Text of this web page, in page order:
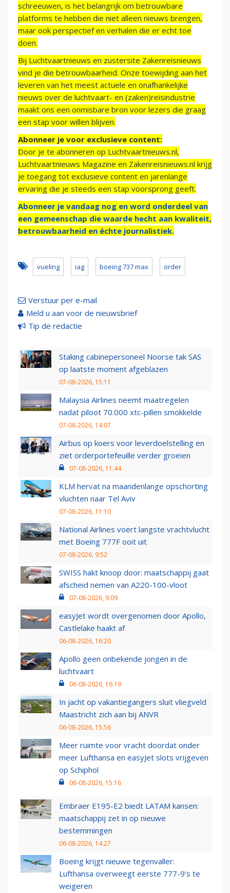
schreeuwen, is het belangrijk om betrouwbare
platforms te hebben die niet alleen nieuws brengen,
maar ook perspectief en verhalen die er echt toe
doen.
Bij Luchtvaartnieuws en zustersite Zakenreisnieuws
vind je die betrouwbaarheid. Onze toewijding aan het
leveren van het meest actuele en onafhankelijke
nieuws over de luchtvaart- en (zaken)reisindustrie
maakt ons een onmisbare bron voor lezers die graag
een stap voor willen blijven.
Abonneer je voor exclusieve content:
Door je te abonneren op Luchtvaartnieuws.nl,
Luchtvaartnieuws Magazine en Zakenreisnieuws.nl krijg
je toegang tot exclusieve content en jarenlange
ervaring die je steeds een stap voorsprong geeft.
Abonneer je vandaag nog en word onderdeel van
een gemeenschap die waarde hecht aan kwaliteit,
betrouwbaarheid en échte journalistiek.
vueling iag boeing 737 max order
Verstuur per e-mail
Meld u aan voor de nieuwsbrief
Tip de redactie
Staking cabinepersoneel Noorse tak SAS
op laatste moment afgeblazen
07-08-2026, 15:11
Malaysia Airlines neemt maatregelen
nadat piloot 70.000 xtc-pillen smokkelde
07-08-2026, 14:07
Airbus op koers voor leverdoelstelling en
ziet orderportefeuille verder groeien
07-08-2026, 11:44
KLM hervat na maandenlange opschorting
vluchten naar Tel Aviv
07-08-2026, 11:10
National Airlines voert langste vrachtvlucht
met Boeing 777F ooit uit
07-08-2026, 9:52
SWISS hakt knoop door: maatschappij gaat
afscheid nemen van A220-100-vloot
07-08-2026, 9:09
easyJet wordt overgenomen door Apollo,
Castlelake haakt af
06-08-2026, 16:20
Apollo geen onbekende jongen in de
luchtvaart
06-08-2026, 16:19
In jacht op vakantiegangers sluit vliegveld
Maastricht zich aan bij ANVR
06-08-2026, 15:56
Meer ruimte voor vracht doordat onder
meer Lufthansa en easyJet slots vrijgeven
op Schiphol
06-08-2026, 15:16
Embraer E195-E2 biedt LATAM kansen:
maatschappij zet in op nieuwe
bestemmingen
06-08-2026, 14:27
Boeing krijgt nieuwe tegenvaller:
Lufthansa overweegt eerste 777-9’s te
weigeren